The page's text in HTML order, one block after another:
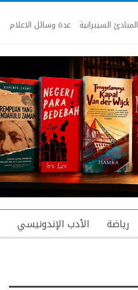
المبادئ السيبرانية عدة وسائل الاعلام
رياضة الأدب الإندونيسي